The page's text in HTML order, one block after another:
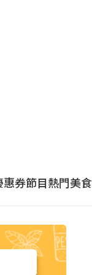
惠券節目熱門美食